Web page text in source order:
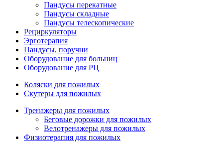
Пандусы перекатные
Пандусы складные
Пандусы телескопические
Рециркуляторы
Эрготерапия
Пандусы, поручни
Оборудование для больниц
Оборудование для РЦ
Коляски для пожилых
Скутеры для пожилых
Тренажеры для пожилых
Беговые дорожки для пожилых
Велотренажеры для пожилых
Физиотерапия для пожилых